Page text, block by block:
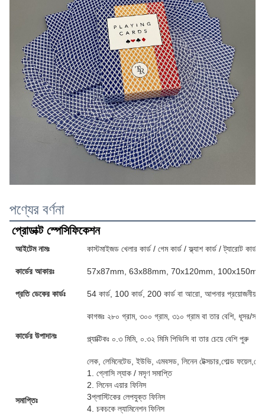
পণ্যের বর্ণনা
প্রোডাক্ট স্পেসিফিকেশন
আইটেম নামঃ কাস্টমাইজড খেলার কার্ড / গেম কার্ড / ফ্ল্যাশ কার্ড / ট্যারোট কার্ড /
কার্ডের আকারঃ 57x87mm, 63x88mm, 70x120mm, 100x150mm
প্রতি ডেকের কার্ডঃ 54 কার্ড, 100 কার্ড, 200 কার্ড বা আরো, আপনার প্রয়োজনীয়তা
কার্ডের উপাদানঃ
কাগজঃ ২৮০ গ্রাম, ৩০০ গ্রাম, ৩১০ গ্রাম বা তার বেশি, ধূসর/
প্ল্যাক্টিকঃ ০.৩ মিমি, ০.৩২ মিমি পিভিসি বা তার চেয়ে বেশি পুরু
সমাপ্তিঃ
লেক, লেমিনেটেড, ইউভি, এমবসড, লিনেন টেক্সচার,গোল্ড
1. গ্লোসি ল্যাক / মসৃণ সমাপ্তি
2. লিনেন এয়ার ফিনিস
3প্লাস্টিকের লেপযুক্ত ফিনিস
4. চকচকে ল্যামিনেশন ফিনিস